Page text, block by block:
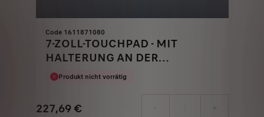
Code 1611871080
7-ZOLL-TOUCHPAD - MIT
HALTERUNG AN DER
KOPFSTÜTZE UND
KOPFHÖRERN FÜR KINDER
Produkt nicht vorrätig
227,69 € - +